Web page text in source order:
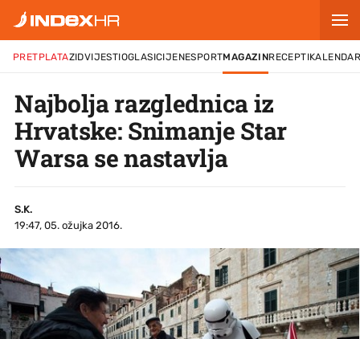
PRETPLATAZIDVIJESTIOGLASICIJENESPORTMAGAZINRECEPTI
Najbolja razglednica iz
Hrvatske: Snimanje Star
Warsa se nastavlja
S.K.
19:47, 05. ožujka 2016.